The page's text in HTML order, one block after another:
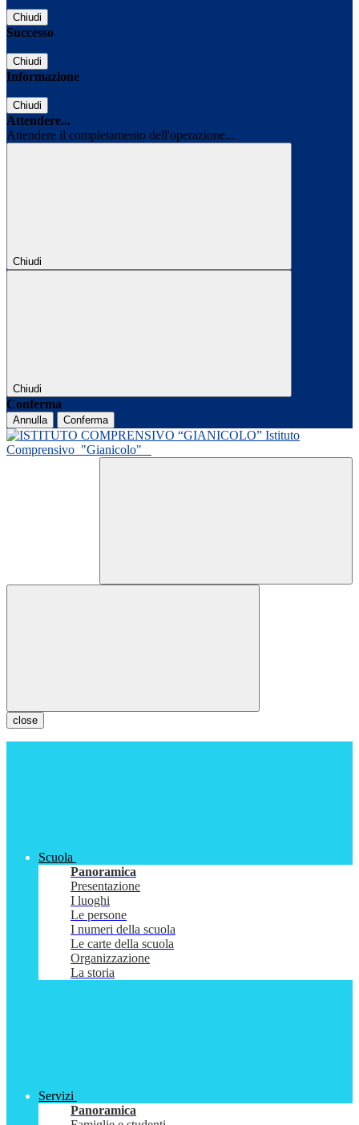
Chiudi
Successo
Chiudi
Informazione
Chiudi
Attendere...
Attendere il completamento dell'operazione...
Chiudi
Chiudi
Conferma
Annulla Conferma
Istituto
Comprensivo "Gianicolo"
close
Scuola
Panoramica
Presentazione
I luoghi
Le persone
I numeri della scuola
Le carte della scuola
Organizzazione
La storia
Servizi
Panoramica